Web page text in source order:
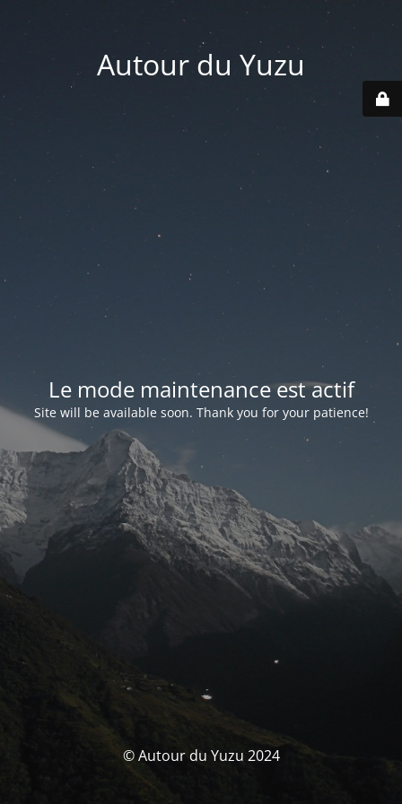
Autour du Yuzu
Le mode maintenance est actif
Site will be available soon. Thank you for your patience!
© Autour du Yuzu 2024